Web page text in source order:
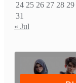
24 25 26 27 28 29
31
« Jul